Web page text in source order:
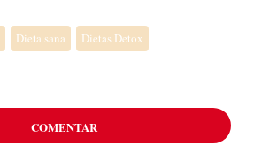
Dieta sana
Dietas Detox
COMENTAR